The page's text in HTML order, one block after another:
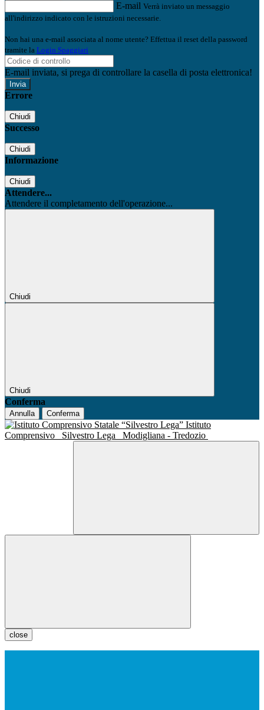
E-mail Verrà inviato un messaggio
all'indirizzo indicato con le istruzioni necessarie.
Non hai una e-mail associata al nome utente? Effettua il reset della password
tramite la Login Spaggiari
E-mail inviata, si prega di controllare la casella di posta elettronica!
Errore
Chiudi
Successo
Chiudi
Informazione
Chiudi
Attendere...
Attendere il completamento dell'operazione...
Chiudi
Chiudi
Conferma
Annulla Conferma
Istituto
Comprensivo
Silvestro Lega Modigliana - Tredozio
close